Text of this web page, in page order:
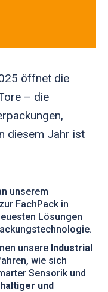
öffnet die
– die
diesem Jahr ist
unserem
FachPack in
Lösungen
unsere Industrial
wie sich
Sensorik und
und